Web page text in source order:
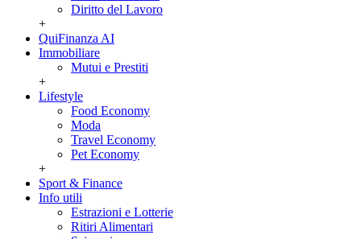
Diritto del Lavoro
+
QuiFinanza AI
Immobiliare
Mutui e Prestiti
+
Lifestyle
Food Economy
Moda
Travel Economy
Pet Economy
+
Sport & Finance
Info utili
Estrazioni e Lotterie
Ritiri Alimentari